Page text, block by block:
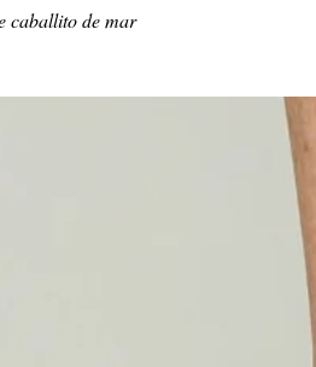
caballito de mar